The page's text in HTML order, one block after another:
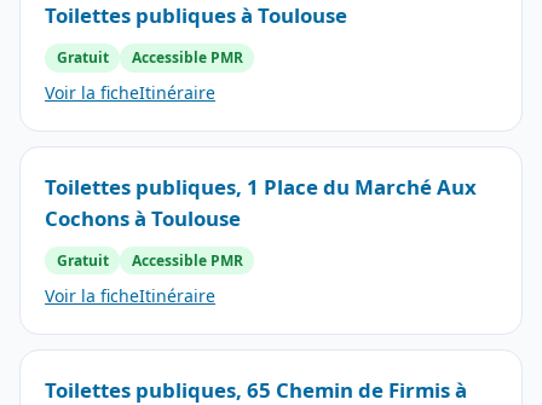
Toilettes publiques à Toulouse
Gratuit Accessible PMR
Voir la ficheItinéraire
Toilettes publiques, 1 Place du Marché Aux
Cochons à Toulouse
Gratuit Accessible PMR
Voir la ficheItinéraire
Toilettes publiques, 65 Chemin de Firmis à